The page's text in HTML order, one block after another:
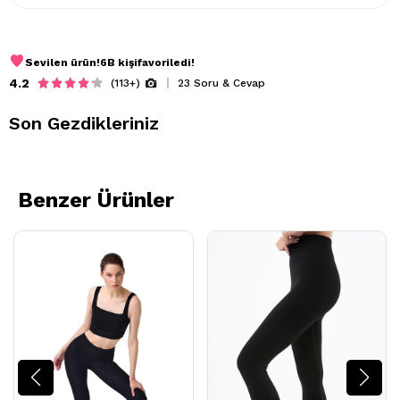
Sevilen ürün!6B kişifavoriledi!
4.2 (113+) 23 Soru & Cevap
Son Gezdikleriniz
Benzer Ürünler